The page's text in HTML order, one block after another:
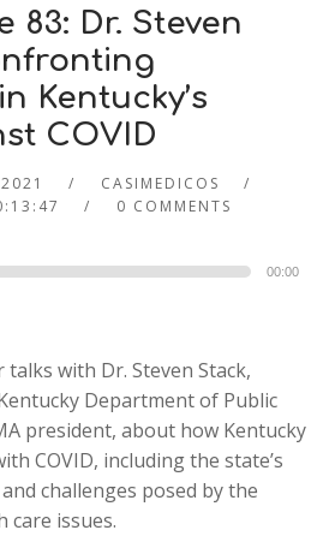
83: Dr. Steven
Kentucky’s
COVID
CASIMEDICOS
0 COMMENTS
00:00
talks with Dr. Steven Stack,
Department of Public
president, about how Kentucky
COVID, including the state’s
challenges posed by the
care issues.